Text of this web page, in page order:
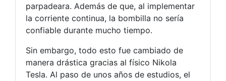
parpadeara. Además de que, al implementar
la corriente continua, la bombilla no sería
confiable durante mucho tiempo.
Sin embargo, todo esto fue cambiado de
manera drástica gracias al físico Nikola
Tesla. Al paso de unos años de estudios, el